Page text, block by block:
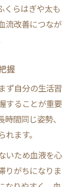
くらはぎや太も
流改善につなが
握
ず自分の生活習
することが重要
間同じ姿勢、
ます。
いため血液を心
りがちになりま